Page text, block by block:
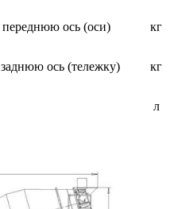
переднюю ось (оси) кг
заднюю ось (тележку) кг
л